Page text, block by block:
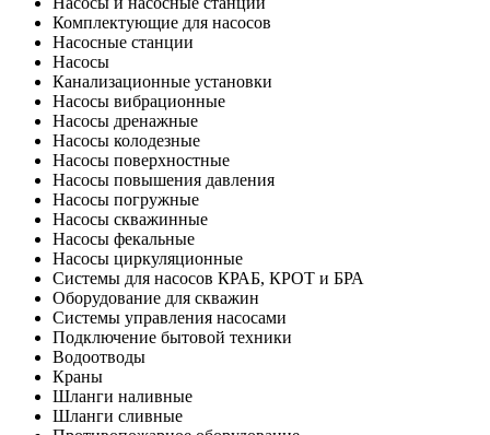
Комплектующие для насосов
Насосные станции
Насосы
Канализационные установки
Насосы вибрационные
Насосы дренажные
Насосы колодезные
Насосы поверхностные
Насосы повышения давления
Насосы погружные
Насосы скважинные
Насосы фекальные
Насосы циркуляционные
Системы для насосов КРАБ, КРОТ и БРА
Оборудование для скважин
Системы управления насосами
Подключение бытовой техники
Водоотводы
Краны
Шланги наливные
Шланги сливные